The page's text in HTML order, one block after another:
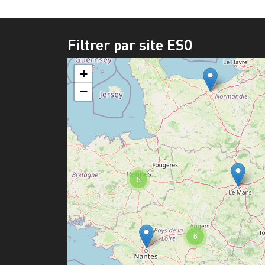
Filtrer par site ESO
6
5
+
−